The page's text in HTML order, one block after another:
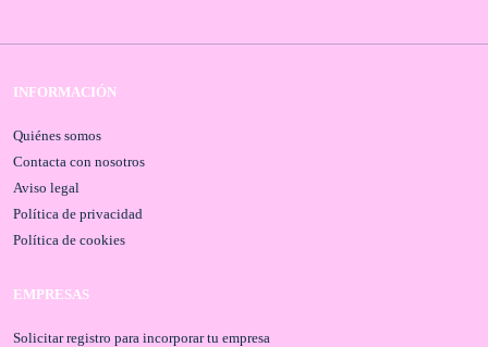
INFORMACIÓN
Quiénes somos
Contacta con nosotros
Aviso legal
Política de privacidad
Política de cookies
EMPRESAS
Solicitar registro para incorporar tu empresa